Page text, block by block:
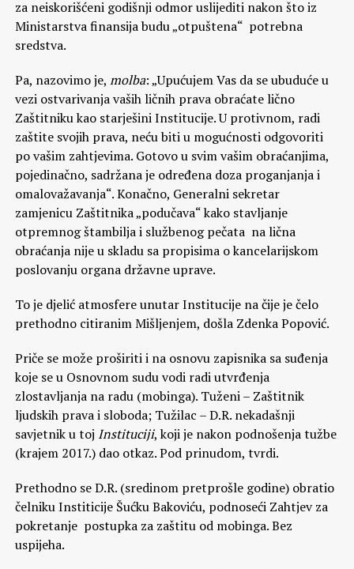
za neiskorišćeni godišnji odmor uslijediti nakon što iz
Ministarstva finansija budu „otpuštena“ potrebna
sredstva.
Pa, nazovimo je, molba: „Upućujem Vas da se ubuduće u
vezi ostvarivanja vaših ličnih prava obraćate lično
Zaštitniku kao starješini Institucije. U protivnom, radi
zaštite svojih prava, neću biti u mogućnosti odgovoriti
po vašim zahtjevima. Gotovo u svim vašim obraćanjima,
pojedinačno, sadržana je određena doza proganjanja i
omalovažavanja“. Konačno, Generalni sekretar
zamjenicu Zaštitnika „podučava“ kako stavljanje
otpremnog štambilja i službenog pečata na lična
obraćanja nije u skladu sa propisima o kancelarijskom
poslovanju organa državne uprave.
To je djelić atmosfere unutar Institucije na čije je čelo
prethodno citiranim Mišljenjem, došla Zdenka Popović.
Priče se može proširiti i na osnovu zapisnika sa suđenja
koje se u Osnovnom sudu vodi radi utvrđenja
zlostavljanja na radu (mobinga). Tuženi – Zaštitnik
ljudskih prava i sloboda; Tužilac – D.R. nekadašnji
savjetnik u toj Instituciji, koji je nakon podnošenja tužbe
(krajem 2017.) dao otkaz. Pod prinudom, tvrdi.
Prethodno se D.R. (sredinom pretprošle godine) obratio
čelniku Institicije Šućku Bakoviću, podnoseći Zahtjev za
pokretanje postupka za zaštitu od mobinga. Bez
uspijeha.